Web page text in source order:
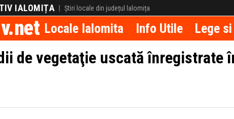
IALOMIȚA | Știri locale din județul Ialomița
Locale Ialomita Info Utile Lege
de vegetaţie uscată înregistrate